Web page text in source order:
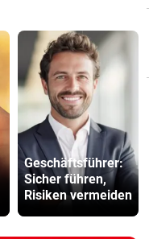
Geschäftsführer:
Sicher führen,
Risiken vermeiden